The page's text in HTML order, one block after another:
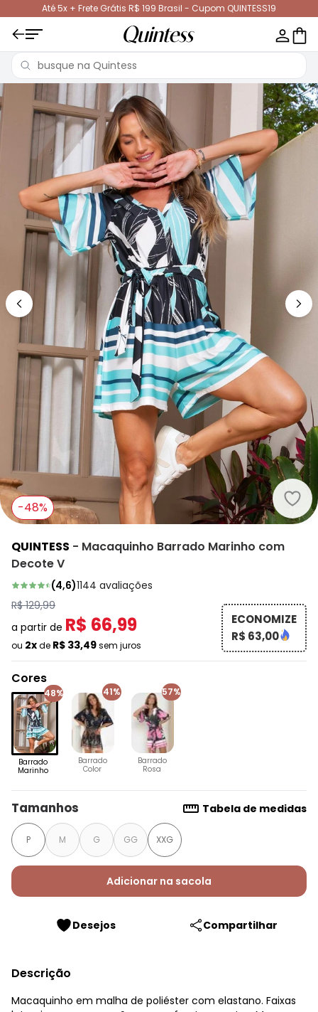
Até 5x + Frete Grátis R$ 199 Brasil - Cupom QUINTESS19
-48%
QUINTESS - Macaquinho Barrado Marinho com
Decote V
(4,6)1144 avaliações
R$ 129,99
a partir de R$ 66,99
ou 2xde R$ 33,49sem juros
ECONOMIZE
R$ 63,00
Cores
48%
Barrado
Marinho
41%
Barrado
Color
57%
Barrado
Rosa
Tamanhos Tabela de medidas
P M G GG XXG
Adicionar na sacola
Desejos Compartilhar
Descrição
Macaquinho em malha de poliéster com elastano. Faixas